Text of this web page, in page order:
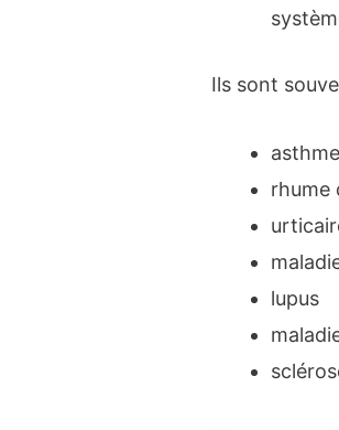
Ils sont
asthme
rhume
lupus